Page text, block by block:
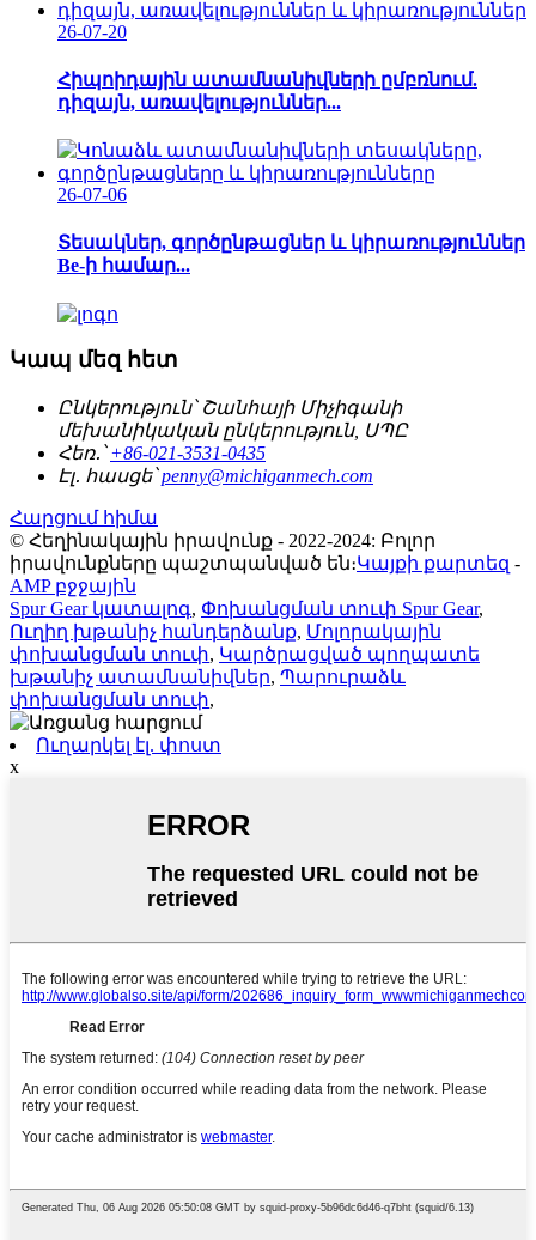
26-07-20
Հիպոիդային ատամնանիվների ըմբռնում.
դիզայն, առավելություններ...
26-07-06
Տեսակներ, գործընթացներ և կիրառություններ
Be-ի համար...
Կապ մեզ հետ
Ընկերություն՝ Շանհայի Միչիգանի
մեխանիկական ընկերություն, ՍՊԸ
Հեռ․՝ +86-021-3531-0435
Էլ․ հասցե՝ penny@michiganmech.com
Հարցում հիմա
© Հեղինակային իրավունք - 2022-2024: Բոլոր
իրավունքները պաշտպանված են։Կայքի քարտեզ -
AMP բջջային
Spur Gear կատալոգ, Փոխանցման տուփ Spur Gear,
Ուղիղ խթանիչ հանդերձանք, Մոլորակային
փոխանցման տուփ, Կարծրացված պողպատե
խթանիչ ատամնանիվներ, Պարուրաձև
փոխանցման տուփ,
Ուղարկել էլ. փոստ
x